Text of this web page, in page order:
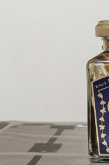
＜ツバメウオ＞は意外
と美味しい！ “でかい
鰭”が特徴的な魚を実
2026.08.05